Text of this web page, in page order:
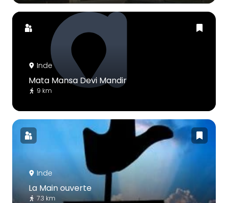
Inde
Mata Mansa Devi Mandir
9 km
Inde
La Main ouverte
7.3 km